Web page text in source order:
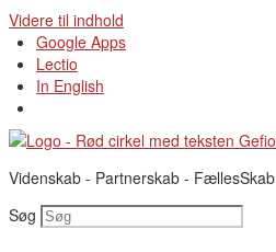
Videre til indhold
Google Apps
Lectio
In English
Videnskab - Partnerskab - FællesSkab
Søg